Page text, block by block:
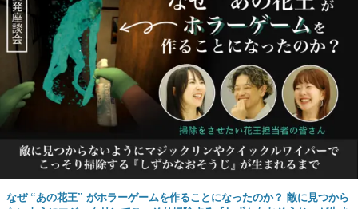
なぜ “あの花王” がホラーゲームを作ることになったのか？ 敵に見つから